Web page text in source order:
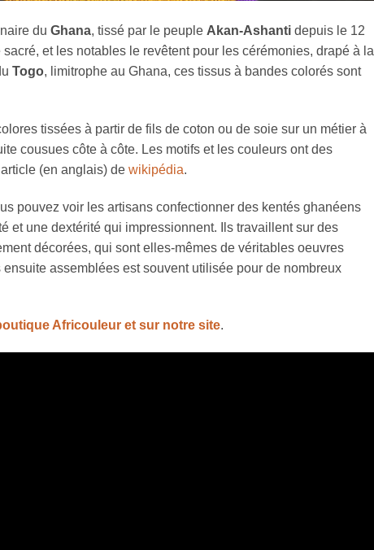
du Ghana, tissé par le peuple Akan-Ashanti depuis le 12
et les notables le revêtent pour les cérémonies, drapé à la
Togo, limitrophe au Ghana, ces tissus à bandes colorés sont
tissées à partir de fils de coton ou de soie sur un métier à
cousues côte à côte. Les motifs et les couleurs ont des
(en anglais) de wikipédia.
pouvez voir les artisans confectionner des kentés ghanéens
et une dextérité qui impressionnent. Ils travaillent sur des
décorées, qui sont elles-mêmes de véritables oeuvres
assemblées est souvent utilisée pour de nombreux
Africouleur et sur notre site.